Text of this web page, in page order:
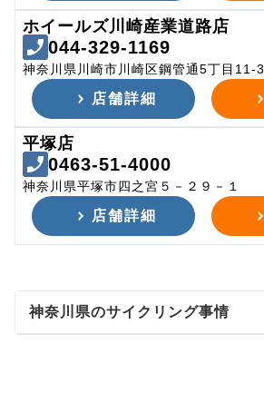
ホイールズ川崎産業道路店
044-329-1169
神奈川県川崎市川崎区鋼管通5丁目11-3
店舗詳細
平塚店
0463-51-4000
神奈川県平塚市四之宮５－２９－１
店舗詳細
神奈川県のサイクリング事情